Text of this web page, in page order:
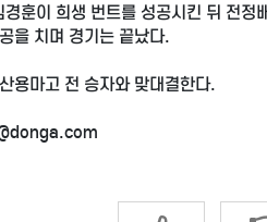
훈이 희생 번트를 성공시킨 뒤 전
을 치며 경기는 끝났다.
용마고 전 승자와 맞대결한다.